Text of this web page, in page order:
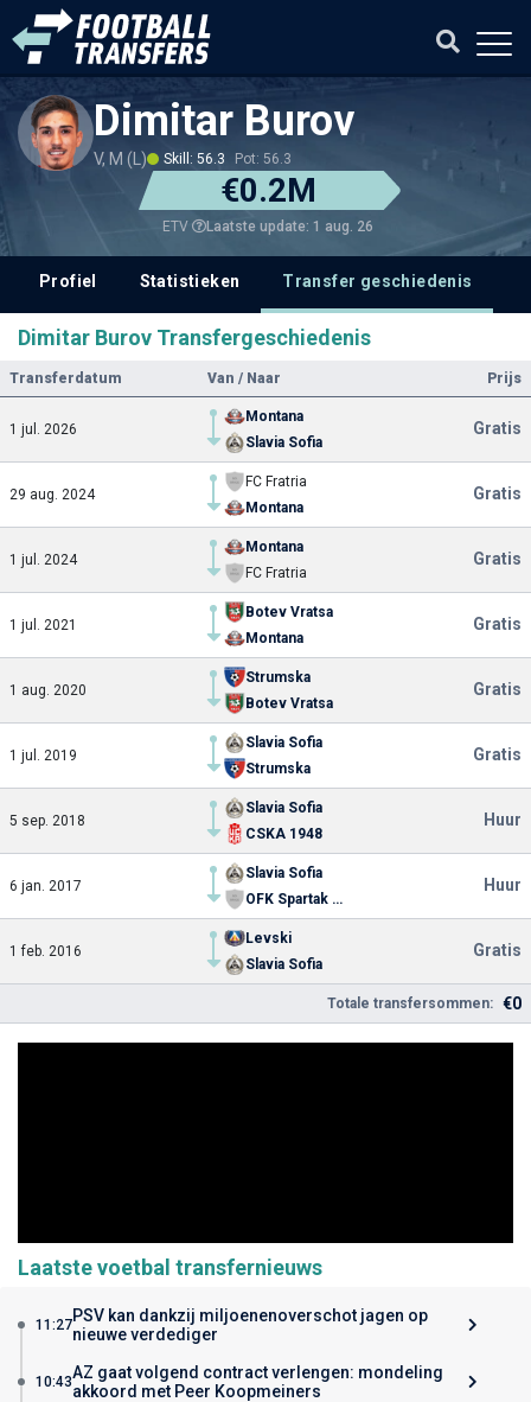
Dimitar Burov
V, M (L) Skill: 56.3 Pot: 56.3
€0.2M
ETV Laatste update: 1 aug. 26
Profiel Statistieken Transfer geschiedenis
Dimitar Burov Transfergeschiedenis
Transferdatum Van / Naar Prijs
1 jul. 2026
Montana
Slavia Sofia
Gratis
29 aug. 2024
FC Fratria
Montana
Gratis
1 jul. 2024
Montana
FC Fratria
Gratis
1 jul. 2021
Botev Vratsa
Montana
Gratis
1 aug. 2020
Strumska
Botev Vratsa
Gratis
1 jul. 2019
Slavia Sofia
Strumska
Gratis
5 sep. 2018
Slavia Sofia
CSKA 1948
Huur
6 jan. 2017
Slavia Sofia
OFK Spartak Pleven
Huur
1 feb. 2016
Levski
Slavia Sofia
Gratis
Totale transfersommen: €0
Laatste voetbal transfernieuws
11:27PSV kan dankzij miljoenenoverschot jagen op
nieuwe verdediger
10:43AZ gaat volgend contract verlengen: mondeling
akkoord met Peer Koopmeiners